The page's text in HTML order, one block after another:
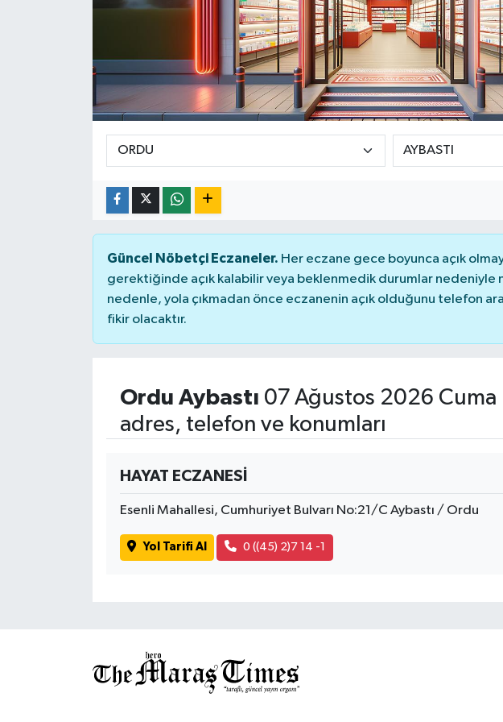
Güncel Nöbetçi Eczaneler. Her eczane gece boyunca açık
gerektiğinde açık kalabilir veya beklenmedik durumlar nedeniyle
nedenle, yola çıkmadan önce eczanenin açık olduğunu telefon
fikir olacaktır.
Ordu Aybastı 07 Ağustos 2026
adres, telefon ve konumları
HAYAT ECZANESİ
Esenli Mahallesi, Cumhuriyet Bulvarı No:21/C Aybastı / Ordu
Yol Tarifi Al 0 ((45) 2)7 14 -1
ONİKİŞUBAT
SAĞLIK
SİVİL TOPLUM
SOSYAL YAŞAM
ULUSAL HABERLER